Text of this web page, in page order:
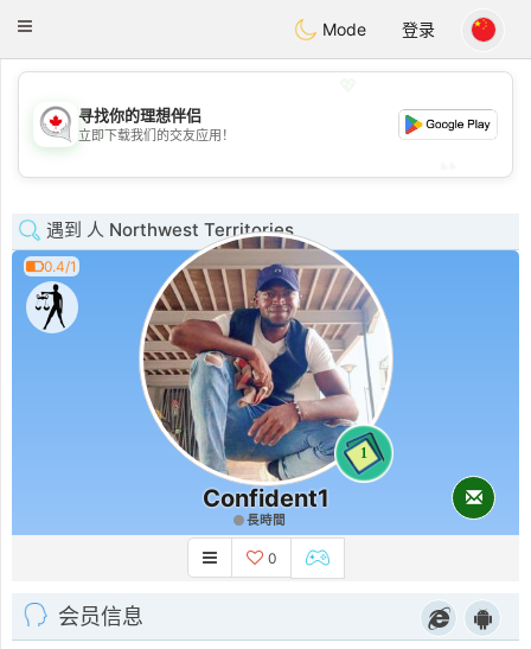
CANADIANchat
Toggle
Mode 登录
💖
💕
寻找你的理想伴侣
立即下载我们的交友应用！
遇到 人 Northwest Territories
0.4/1
1
Confident1
長時間
0
会员信息